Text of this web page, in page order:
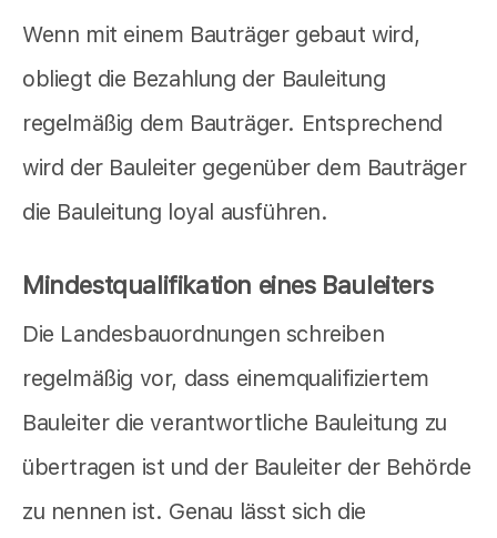
Wenn mit einem Bauträger gebaut wird,
obliegt die Bezahlung der Bauleitung
regelmäßig dem Bauträger. Entsprechend
wird der Bauleiter gegenüber dem Bauträger
die Bauleitung loyal ausführen.
Mindestqualifikation eines Bauleiters
Die Landesbauordnungen schreiben
regelmäßig vor, dass einemqualifiziertem
Bauleiter die verantwortliche Bauleitung zu
übertragen ist und der Bauleiter der Behörde
zu nennen ist. Genau lässt sich die